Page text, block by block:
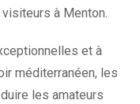
à Menton.
et à
méditerranéen, les
les amateurs